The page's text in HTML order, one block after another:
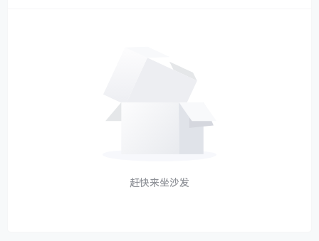
赶快来坐沙发